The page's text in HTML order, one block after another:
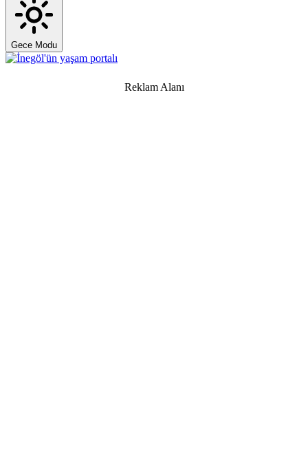
Gece Modu
Reklam Alanı